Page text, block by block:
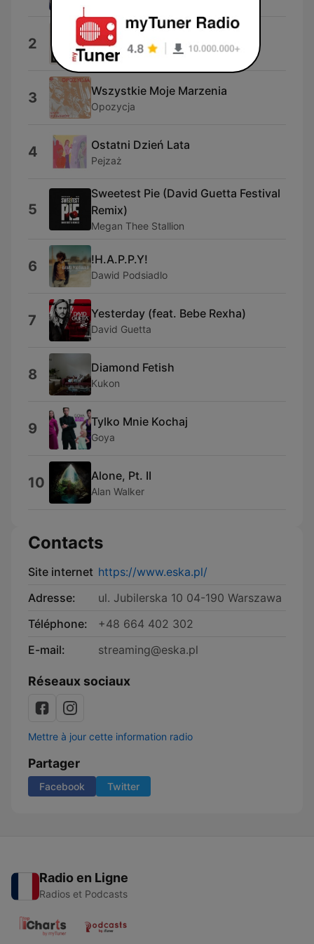
2 Dżentelmenel
Vito Bambino
3 Wszystkie Moje Marzenia
Opozycja
4 Ostatni Dzień Lata
Pejzaż
5
Sweetest Pie (David Guetta Festival
Remix)
Megan Thee Stallion
6 !H.A.P.P.Y!
Dawid Podsiadlo
7 Yesterday (feat. Bebe Rexha)
David Guetta
8 Diamond Fetish
Kukon
9 Tylko Mnie Kochaj
Goya
10 Alone, Pt. II
Alan Walker
Contacts
Site internet https://www.eska.pl/
Adresse:
ul. Jubilerska 10 04-190 Warszawa
Téléphone:
+48 664 402 302
E-mail:
streaming@eska.pl
Réseaux sociaux
Mettre à jour cette information radio
Partager
Facebook Twitter
Radio en Ligne
Radios et Podcasts